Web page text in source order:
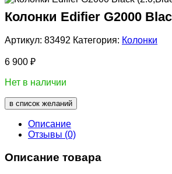
Колонки Edifier G2000
Артикул: 83492 Категория: Колонки
6 900 ₽
Нет в наличии
в список желаний
Описание
Отзывы (0)
Описание товара